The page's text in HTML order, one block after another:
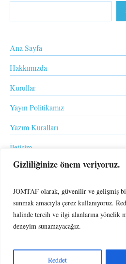
Gizliliğinize önem veriyoruz.
JOMTAF olarak, güvenilir ve gelişmiş
sunmak amacıyla çerez kullanıyoruz.
halinde tercih ve ilgi alanlarına yönelik
deneyim sunamayacağız.
Reddet
Ana Sayfa
Hakkımızda
Kurullar
Yayın Politikamız
Yazım Kuralları
İletişim
JOMTAF - Journal of Management,